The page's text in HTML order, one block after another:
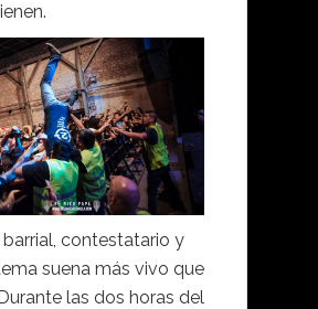
barrial, contestatario y
suena más vivo que
las dos horas del